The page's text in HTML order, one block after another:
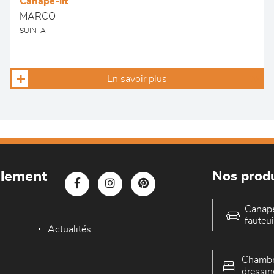
MARCO
SUINTA
En savoir plus
Actualités
Nos